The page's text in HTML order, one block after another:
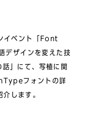
イベント「Font
ザインを変えた技
」にて、写植に関
フォントの詳
します。